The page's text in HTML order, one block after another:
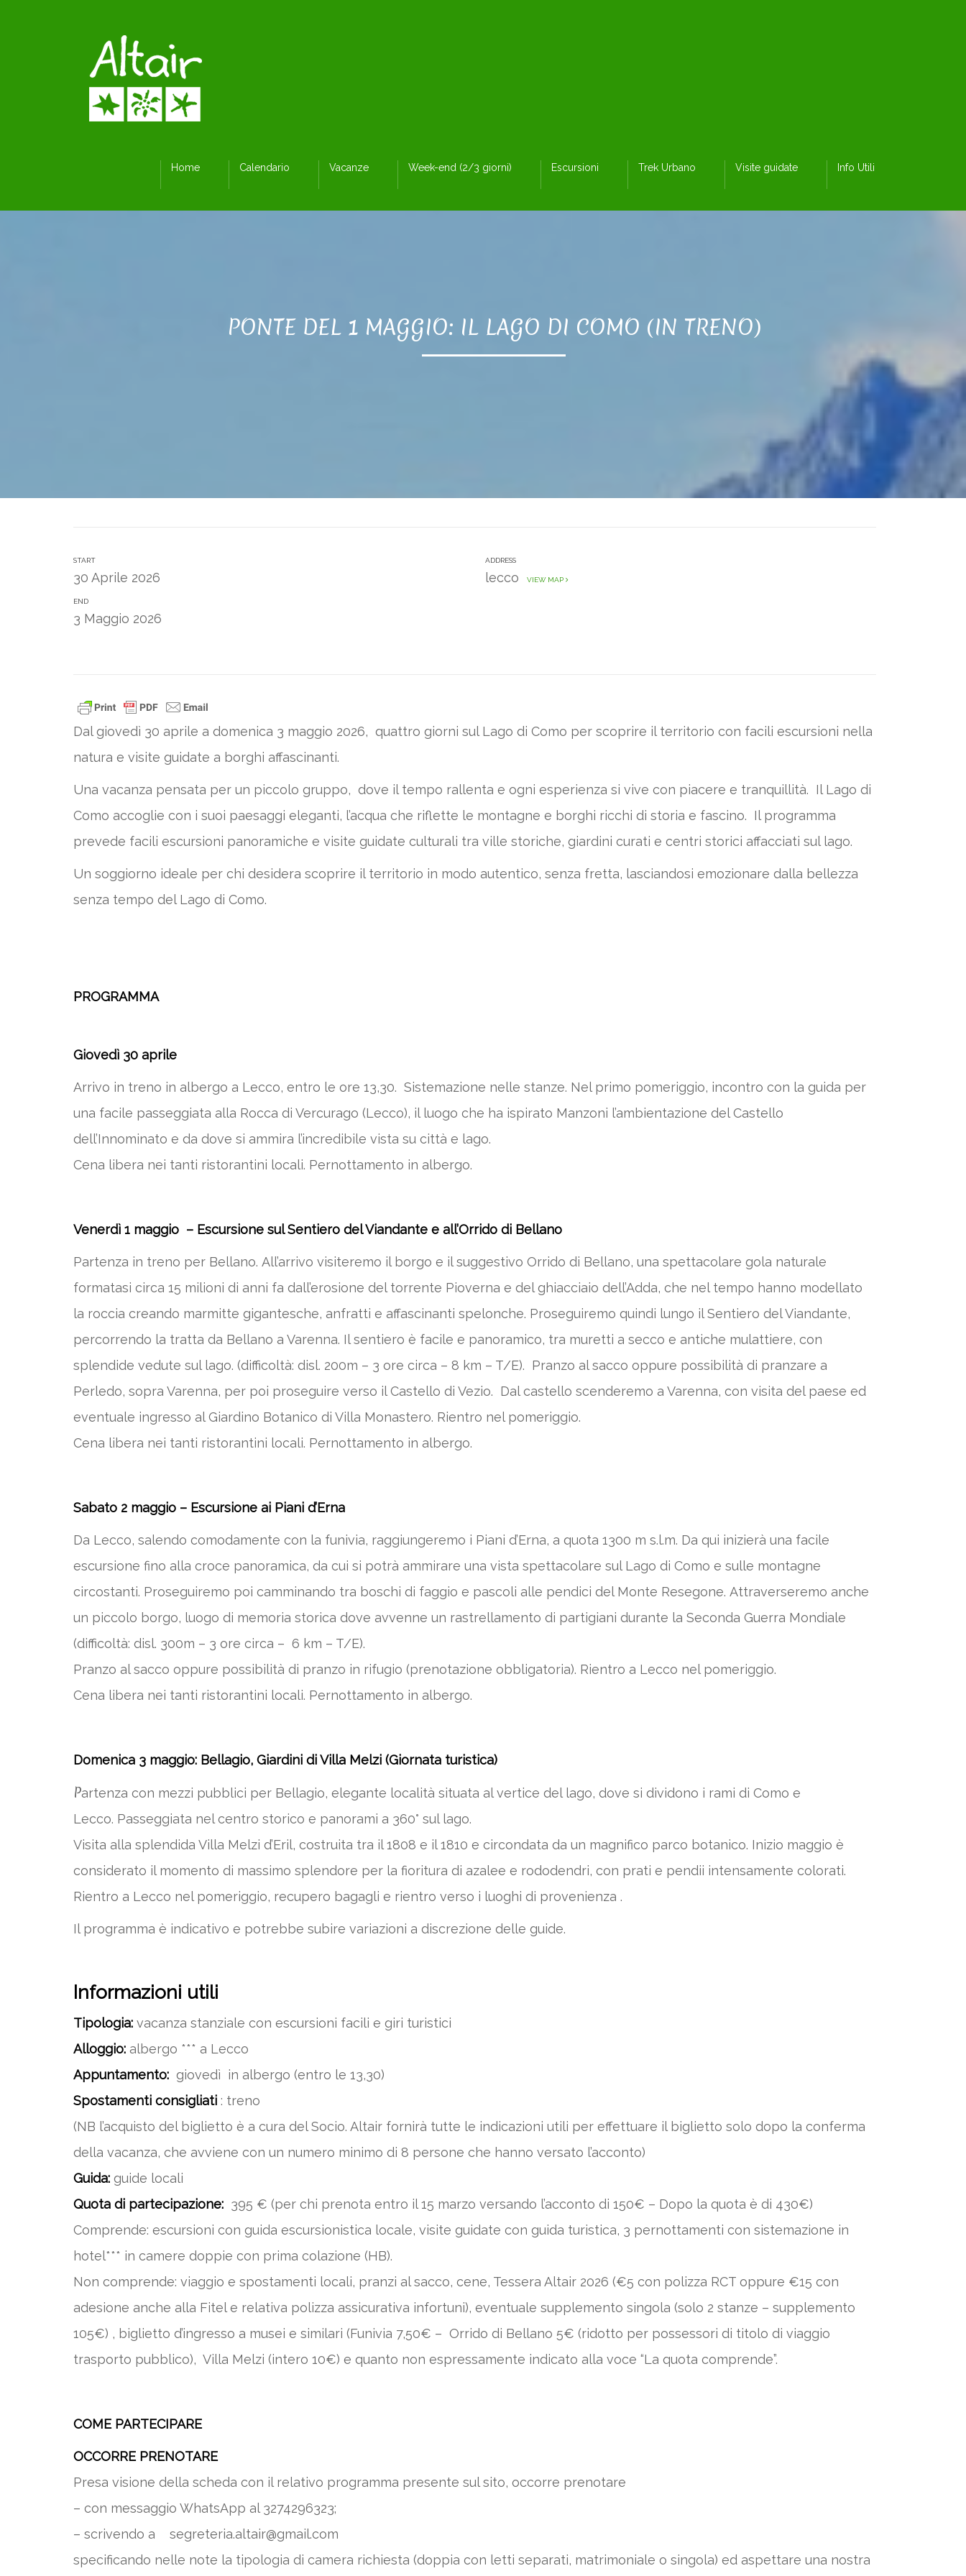
Home Calendario Vacanze Week-end (2/3 giorni) Escursioni Trek Urbano Visite guidate Info Utili
PONTE DEL 1 MAGGIO: IL LAGO DI COMO (IN TRENO)
START
30 Aprile 2026
END
3 Maggio 2026
ADDRESS
lecco VIEW MAP
Dal giovedì 30 aprile a domenica 3 maggio 2026, quattro giorni sul Lago di Como per scoprire il territorio con facili escursioni nella
natura e visite guidate a borghi affascinanti.
Una vacanza pensata per un piccolo gruppo, dove il tempo rallenta e ogni esperienza si vive con piacere e tranquillità. Il Lago di
Como accoglie con i suoi paesaggi eleganti, l’acqua che riflette le montagne e borghi ricchi di storia e fascino. Il programma
prevede facili escursioni panoramiche e visite guidate culturali tra ville storiche, giardini curati e centri storici affacciati sul lago.
Un soggiorno ideale per chi desidera scoprire il territorio in modo autentico, senza fretta, lasciandosi emozionare dalla bellezza
senza tempo del Lago di Como.
PROGRAMMA
Giovedì 30 aprile
Arrivo in treno in albergo a Lecco, entro le ore 13,30. Sistemazione nelle stanze. Nel primo pomeriggio, incontro con la guida per
una facile passeggiata alla Rocca di Vercurago (Lecco), il luogo che ha ispirato Manzoni l’ambientazione del Castello
dell’Innominato e da dove si ammira l’incredibile vista su città e lago.
Cena libera nei tanti ristorantini locali. Pernottamento in albergo.
Venerdì 1 maggio – Escursione sul Sentiero del Viandante e all’Orrido di Bellano
Partenza in treno per Bellano. All’arrivo visiteremo il borgo e il suggestivo Orrido di Bellano, una spettacolare gola naturale
formatasi circa 15 milioni di anni fa dall’erosione del torrente Pioverna e del ghiacciaio dell’Adda, che nel tempo hanno modellato
la roccia creando marmitte gigantesche, anfratti e affascinanti spelonche. Proseguiremo quindi lungo il Sentiero del Viandante,
percorrendo la tratta da Bellano a Varenna. Il sentiero è facile e panoramico, tra muretti a secco e antiche mulattiere, con
splendide vedute sul lago. (difficoltà: disl. 200m – 3 ore circa – 8 km – T/E). Pranzo al sacco oppure possibilità di pranzare a
Perledo, sopra Varenna, per poi proseguire verso il Castello di Vezio. Dal castello scenderemo a Varenna, con visita del paese ed
eventuale ingresso al Giardino Botanico di Villa Monastero. Rientro nel pomeriggio.
Cena libera nei tanti ristorantini locali. Pernottamento in albergo.
Sabato 2 maggio – Escursione ai Piani d’Erna
Da Lecco, salendo comodamente con la funivia, raggiungeremo i Piani d’Erna, a quota 1300 m s.l.m. Da qui inizierà una facile
escursione fino alla croce panoramica, da cui si potrà ammirare una vista spettacolare sul Lago di Como e sulle montagne
circostanti. Proseguiremo poi camminando tra boschi di faggio e pascoli alle pendici del Monte Resegone. Attraverseremo anche
un piccolo borgo, luogo di memoria storica dove avvenne un rastrellamento di partigiani durante la Seconda Guerra Mondiale
(difficoltà: disl. 300m – 3 ore circa – 6 km – T/E).
Pranzo al sacco oppure possibilità di pranzo in rifugio (prenotazione obbligatoria). Rientro a Lecco nel pomeriggio.
Cena libera nei tanti ristorantini locali. Pernottamento in albergo.
Domenica 3 maggio: Bellagio, Giardini di Villa Melzi (Giornata turistica)
Partenza con mezzi pubblici per Bellagio, elegante località situata al vertice del lago, dove si dividono i rami di Como e
Lecco. Passeggiata nel centro storico e panorami a 360° sul lago.
Visita alla splendida Villa Melzi d’Eril, costruita tra il 1808 e il 1810 e circondata da un magnifico parco botanico. Inizio maggio è
considerato il momento di massimo splendore per la fioritura di azalee e rododendri, con prati e pendii intensamente colorati.
Rientro a Lecco nel pomeriggio, recupero bagagli e rientro verso i luoghi di provenienza .
Il programma è indicativo e potrebbe subire variazioni a discrezione delle guide.
Informazioni utili
Tipologia: vacanza stanziale con escursioni facili e giri turistici
Alloggio: albergo *** a Lecco
Appuntamento: giovedì in albergo (entro le 13,30)
Spostamenti consigliati : treno
(NB l’acquisto del biglietto è a cura del Socio. Altair fornirà tutte le indicazioni utili per effettuare il biglietto solo dopo la conferma
della vacanza, che avviene con un numero minimo di 8 persone che hanno versato l’acconto)
Guida: guide locali
Quota di partecipazione: 395 € (per chi prenota entro il 15 marzo versando l’acconto di 150€ – Dopo la quota è di 430€)
Comprende: escursioni con guida escursionistica locale, visite guidate con guida turistica, 3 pernottamenti con sistemazione in
hotel*** in camere doppie con prima colazione (HB).
Non comprende: viaggio e spostamenti locali, pranzi al sacco, cene, Tessera Altair 2026 (€5 con polizza RCT oppure €15 con
adesione anche alla Fitel e relativa polizza assicurativa infortuni), eventuale supplemento singola (solo 2 stanze – supplemento
105€) , biglietto d’ingresso a musei e similari (Funivia 7,50€ – Orrido di Bellano 5€ (ridotto per possessori di titolo di viaggio
trasporto pubblico), Villa Melzi (intero 10€) e quanto non espressamente indicato alla voce “La quota comprende”.
COME PARTECIPARE
OCCORRE PRENOTARE
Presa visione della scheda con il relativo programma presente sul sito, occorre prenotare
– con messaggio WhatsApp al 3274296323;
– scrivendo a segreteria.altair@gmail.com
specificando nelle note la tipologia di camera richiesta (doppia con letti separati, matrimoniale o singola) ed aspettare una nostra